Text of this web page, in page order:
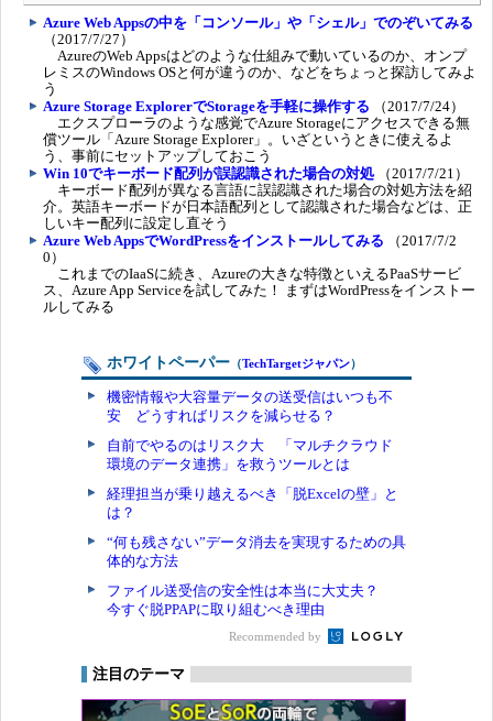
Azure Web Appsの中を「コンソール」や「シェル」でのぞいてみる
（2017/7/27）
AzureのWeb Appsはどのような仕組みで動いているのか、オンプ
レミスのWindows OSと何が違うのか、などをちょっと探訪してみよ
う
Azure Storage ExplorerでStorageを手軽に操作する （2017/7/24）
エクスプローラのような感覚でAzure Storageにアクセスできる無
償ツール「Azure Storage Explorer」。いざというときに使えるよ
う、事前にセットアップしておこう
Win 10でキーボード配列が誤認識された場合の対処 （2017/7/21）
キーボード配列が異なる言語に誤認識された場合の対処方法を紹
介。英語キーボードが日本語配列として認識された場合などは、正
しいキー配列に設定し直そう
Azure Web AppsでWordPressをインストールしてみる （2017/7/2
0）
これまでのIaaSに続き、Azureの大きな特徴といえるPaaSサービ
ス、Azure App Serviceを試してみた！ まずはWordPressをインストー
ルしてみる
ホワイトペーパー （TechTargetジャパン）
機密情報や大容量データの送受信はいつも不
安 どうすればリスクを減らせる？
自前でやるのはリスク大 「マルチクラウド
環境のデータ連携」を救うツールとは
経理担当が乗り越えるべき「脱Excelの壁」と
は？
“何も残さない”データ消去を実現するための具
体的な方法
ファイル送受信の安全性は本当に大丈夫？
今すぐ脱PPAPに取り組むべき理由
Recommended by
注目のテーマ